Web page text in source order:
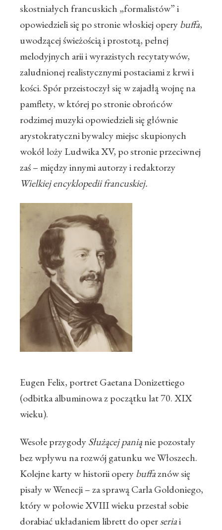
skostniałych francuskich „formalistów” i
opowiedzieli się po stronie włoskiej operybuffa,
uwodzącej świeżością i prostotą, pełnej
melodyjnych arii i wyrazistych recytatywów,
zaludnionej realistycznymi postaciami z krwi i
kości. Spór przeistoczył się w zajadłą wojnę na
pamflety, w której po stronie obrońców
rodzimej muzyki opowiedzieli się głównie
arystokratyczni bywalcy miejsc skupionych
wokół loży Ludwika XV, po stronie przeciwnej
zaś – między innymi autorzy i redaktorzy
Wielkiej encyklopedii francuskiej.
Eugen Felix, portret Gaetana Donizettiego
(odbitka albuminowa z początku lat 70. XIX
wieku).
Wesołe przygodySłużącej paniąnie pozostały
bez wpływu na rozwój gatunku we Włoszech.
Kolejne karty w historii operybuffaznów się
pisały w Wenecji – za sprawą Carla Goldoniego,
który w połowie XVIII wieku przestał sobie
dorabiać układaniem librett do operseriai